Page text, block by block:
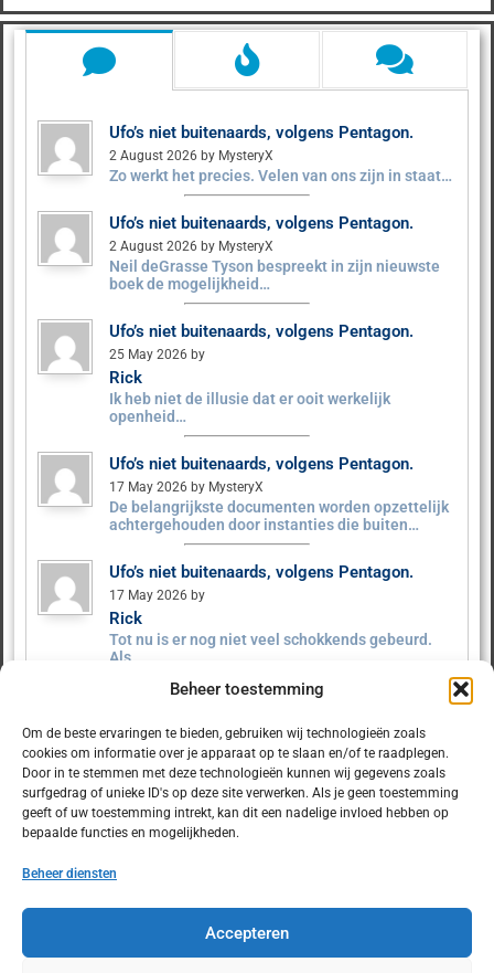
Beheer toestemming
Om de beste ervaringen te bieden, gebruiken wij technologieën zoals
cookies om informatie over je apparaat op te slaan en/of te raadplegen.
Door in te stemmen met deze technologieën kunnen wij gegevens zoals
surfgedrag of unieke ID's op deze site verwerken. Als je geen toestemming
geeft of uw toestemming intrekt, kan dit een nadelige invloed hebben op
bepaalde functies en mogelijkheden.
Beheer diensten
Accepteren
Ufo’s niet buitenaards, volgens Pentagon.
2 August 2026 by MysteryX
Zo werkt het precies. Velen van ons zijn in staat…
Ufo’s niet buitenaards, volgens Pentagon.
2 August 2026 by MysteryX
Neil deGrasse Tyson bespreekt in zijn nieuwste
boek de mogelijkheid…
Ufo’s niet buitenaards, volgens Pentagon.
25 May 2026 by
Rick
Ik heb niet de illusie dat er ooit werkelijk
openheid…
Ufo’s niet buitenaards, volgens Pentagon.
17 May 2026 by MysteryX
De belangrijkste documenten worden opzettelijk
achtergehouden door instanties die buiten…
Ufo’s niet buitenaards, volgens Pentagon.
17 May 2026 by
Rick
Tot nu is er nog niet veel schokkends gebeurd.
Als…
Ufo’s niet buitenaards, volgens Pentagon.
9 May 2026 by MysteryX
Het Pentagon heeft ruim 160 UFO‑dossiers
vrijgegeven. Er zijn geen…
© 2025 Dulcet.nl